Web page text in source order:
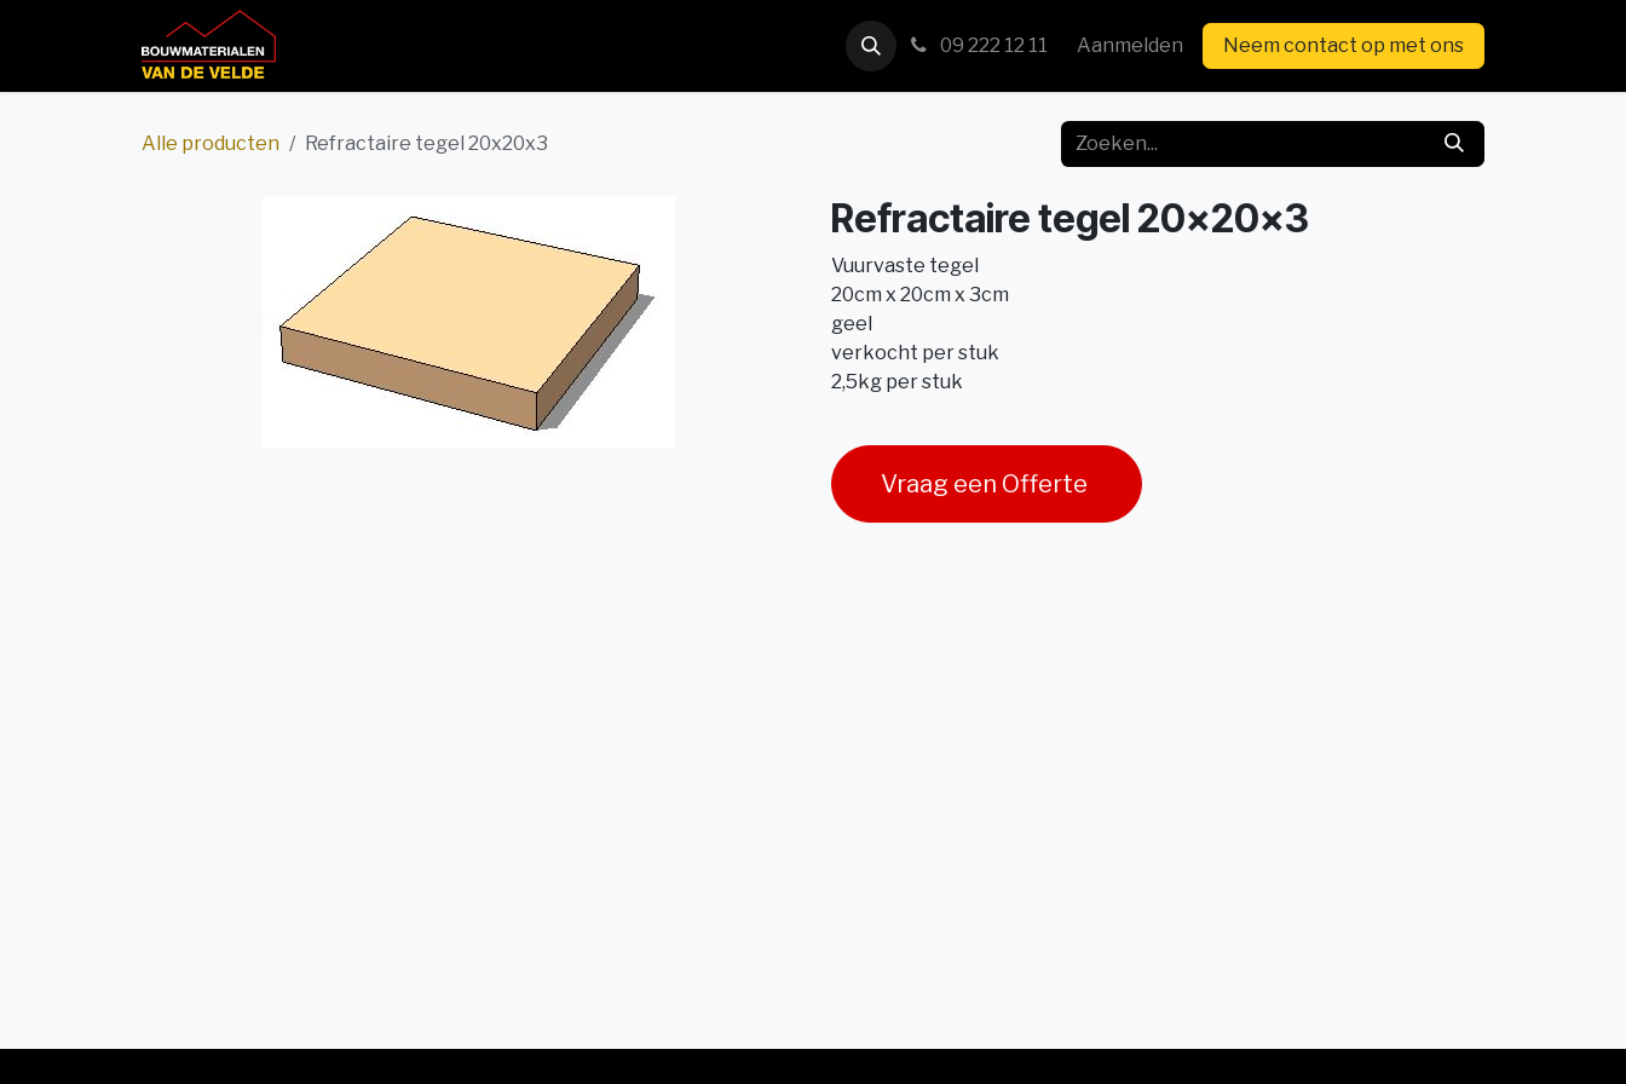
09 222 12 11 Aanmelden Neem contact op met ons
Alle producten Refractaire tegel 20x20x3
Refractaire tegel 20x20x3
Vuurvaste tegel
20cm x 20cm x 3cm
geel
verkocht per stuk
2,5kg per stuk
Vraag een Offerte